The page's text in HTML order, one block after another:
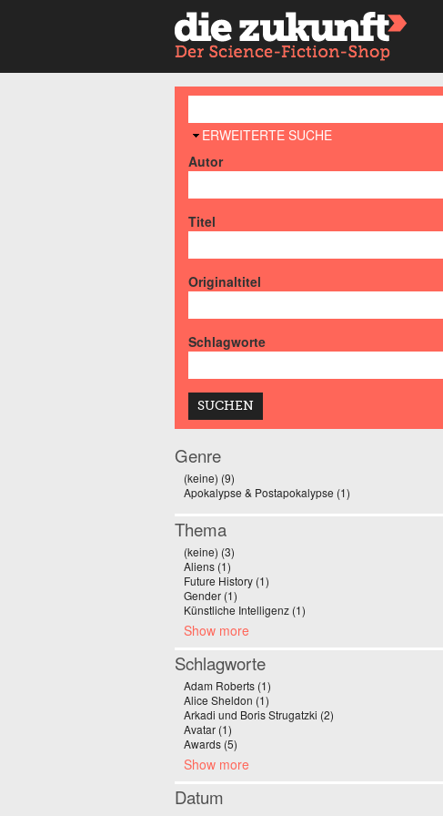
AUSBLENDEN
ERWEITERTE SUCHE
Autor
Titel
Originaltitel
Schlagworte
Genre
(keine) (9)
Apokalypse & Postapokalypse (1) Apply
Thema
(keine) (3)
Aliens (1)
Future History (1)
Gender (1)
Künstliche Intelligenz (1)
Show more
Schlagworte
Adam Roberts (1)
Alice Sheldon (1)
Arkadi und Boris Strugatzki (2) Apply Arkadi und
Avatar (1)
Awards (5)
Show more
Datum